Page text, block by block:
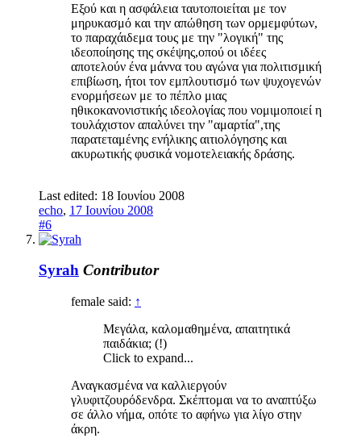
Εξού και η ασφάλεια ταυτοποιείται με τον
μηρυκασμό και την απώθηση των ορμεμφύτων,
το παραχάιδεμα τους με την "λογική" της
ιδεοποίησης της σκέψης,οπού οι ιδέες
αποτελούν ένα μάννα του αγώνα για πολιτισμική
επιβίωση, ήτοι τον εμπλουτισμό των ψυχογενών
ενορμήσεων με το πέπλο μιας
ηθικοκανονιστικής ιδεολογίας που νομιμοποιεί η
τουλάχιστον απαλύνει την "αμαρτία",της
παρατεταμένης ενήλικης αιτιολόγησης και
ακυρωτικής φυσικά νομοτελειακής δράσης.
Last edited: 18 Ιουνίου 2008
echo, 17 Ιουνίου 2008
#6
Syrah Contributor
female said: ↑
Μεγάλα, καλομαθημένα, απαιτητικά
παιδάκια; (!)
Click to expand...
Αναγκασμένα να καλλιεργούν
γλυφιτζουρόδενδρα. Σκέπτομαι να το αναπτύξω
σε άλλο νήμα, οπότε το αφήνω για λίγο στην
άκρη.